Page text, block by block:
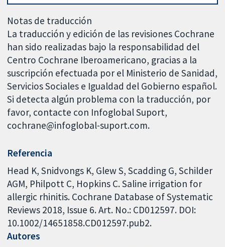
Notas de traducción
La traducción y edición de las revisiones Cochrane
han sido realizadas bajo la responsabilidad del
Centro Cochrane Iberoamericano, gracias a la
suscripción efectuada por el Ministerio de Sanidad,
Servicios Sociales e Igualdad del Gobierno español.
Si detecta algún problema con la traducción, por
favor, contacte con Infoglobal Suport,
cochrane@infoglobal-suport.com.
Referencia
Head K, Snidvongs K, Glew S, Scadding G, Schilder
AGM, Philpott C, Hopkins C. Saline irrigation for
allergic rhinitis. Cochrane Database of Systematic
Reviews 2018, Issue 6. Art. No.: CD012597. DOI:
10.1002/14651858.CD012597.pub2.
Autores